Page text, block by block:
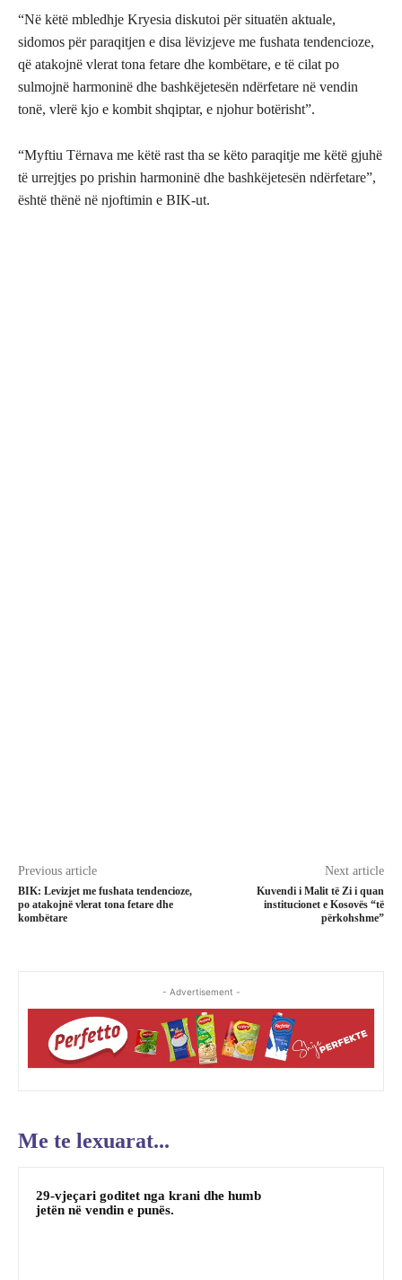
“Në këtë mbledhje Kryesia diskutoi për situatën aktuale,
sidomos për paraqitjen e disa lëvizjeve me fushata tendencioze,
që atakojnë vlerat tona fetare dhe kombëtare, e të cilat po
sulmojnë harmoninë dhe bashkëjetesën ndërfetare në vendin
tonë, vlerë kjo e kombit shqiptar, e njohur botërisht”.
“Myftiu Tërnava me këtë rast tha se këto paraqitje me këtë gjuhë
të urrejtjes po prishin harmoninë dhe bashkëjetesën ndërfetare”,
është thënë në njoftimin e BIK-ut.
Previous article
BIK: Levizjet me fushata tendencioze,
po atakojnë vlerat tona fetare dhe
kombëtare
Next article
Kuvendi i Malit të Zi i quan
institucionet e Kosovës “të
përkohshme”
- Advertisement -
Me te lexuarat...
29-vjeçari goditet nga krani dhe humb
jetën në vendin e punës.